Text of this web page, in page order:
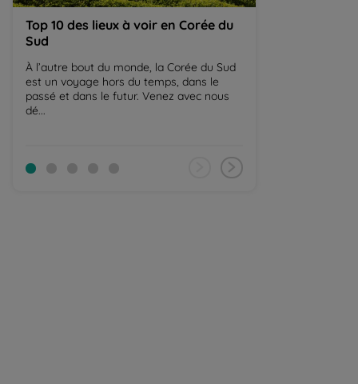
Top 10 des lieux à voir en Corée du
Sud
À l’autre bout du monde, la Corée du Sud
est un voyage hors du temps, dans le
passé et dans le futur. Venez avec nous
dé...